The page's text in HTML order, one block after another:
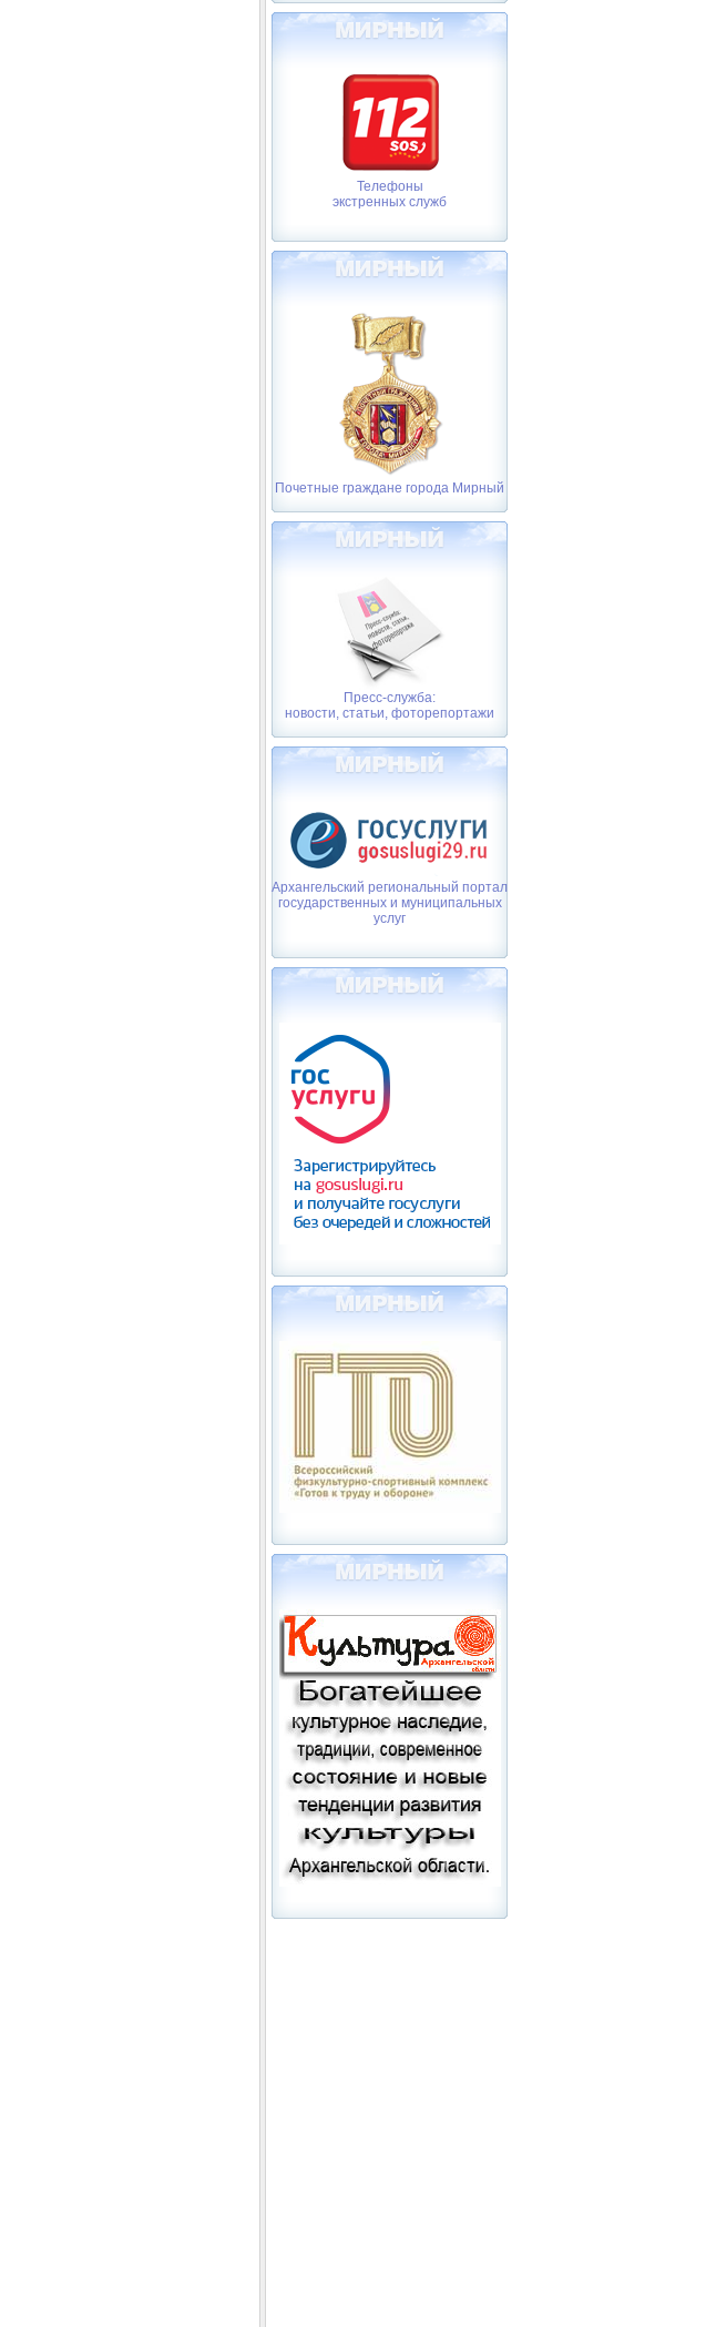
Телефоны
экстренных служб
Почетные граждане города Мирный
Пресс-служба:
новости, статьи, фоторепортажи
Архангельский региональный портал
государственных и муниципальных
услуг